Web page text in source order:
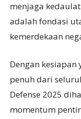
menjaga
adalah fondasi
kemerdekaan
Dengan
penuh dari
Defense 2025
momentum